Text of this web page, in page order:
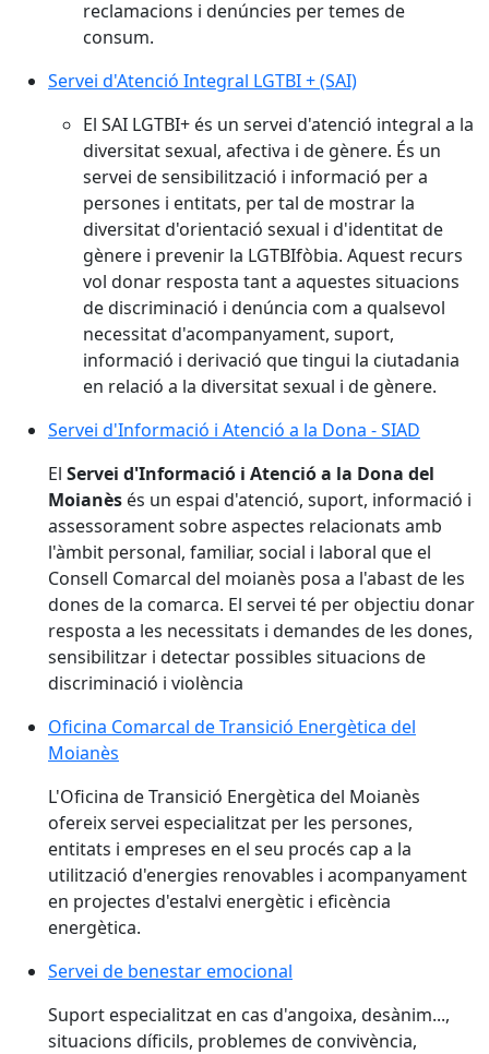
reclamacions i denúncies per temes de
consum.
Servei d'Atenció Integral LGTBI + (SAI)
El SAI LGTBI+ és un servei d'atenció integral a la
diversitat sexual, afectiva i de gènere. És un
servei de sensibilització i informació per a
persones i entitats, per tal de mostrar la
diversitat d'orientació sexual i d'identitat de
gènere i prevenir la LGTBIfòbia. Aquest recurs
vol donar resposta tant a aquestes situacions
de discriminació i denúncia com a qualsevol
necessitat d'acompanyament, suport,
informació i derivació que tingui la ciutadania
en relació a la diversitat sexual i de gènere.
Servei d'Informació i Atenció a la Dona - SIAD
El Servei d'Informació i Atenció a la Dona del
Moianès és un espai d'atenció, suport, informació i
assessorament sobre aspectes relacionats amb
l'àmbit personal, familiar, social i laboral que el
Consell Comarcal del moianès posa a l'abast de les
dones de la comarca. El servei té per objectiu donar
resposta a les necessitats i demandes de les dones,
sensibilitzar i detectar possibles situacions de
discriminació i violència
Oficina Comarcal de Transició Energètica del
Moianès
L'Oficina de Transició Energètica del Moianès
ofereix servei especialitzat per les persones,
entitats i empreses en el seu procés cap a la
utilització d'energies renovables i acompanyament
en projectes d'estalvi energètic i eficència
energètica.
Servei de benestar emocional
Suport especialitzat en cas d'angoixa, desànim...,
situacions díficils, problemes de convivència,